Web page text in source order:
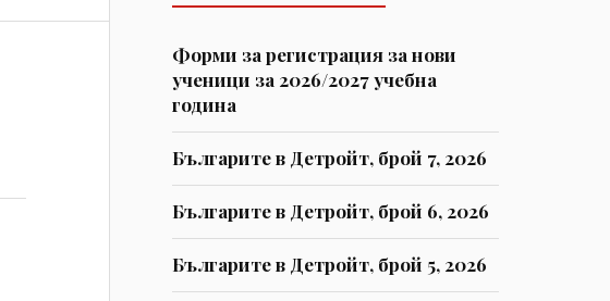
Форми за регистрaция за нови
ученици за 2026/2027 учебна
година
Българите в Детройт, брой 7, 2026
Българите в Детройт, брой 6, 2026
Българите в Детройт, брой 5, 2026